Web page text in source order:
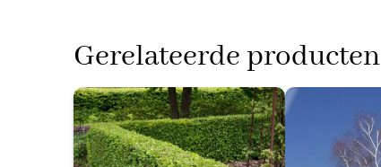
Gerelateerde producten